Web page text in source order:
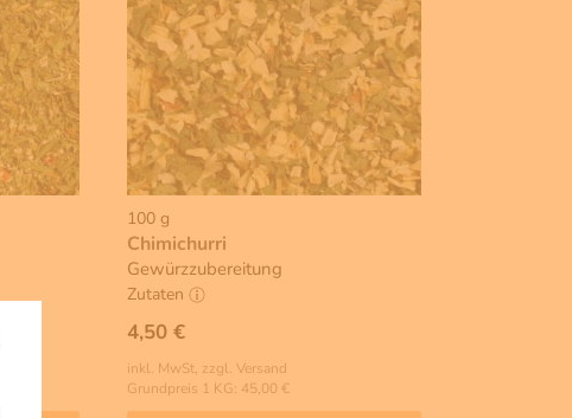
100 g
Chimichurri
Gewürzzubereitung
Zutaten
4,50 €
inkl. MwSt, zzgl. Versand
Grundpreis 1 KG: 45,00 €